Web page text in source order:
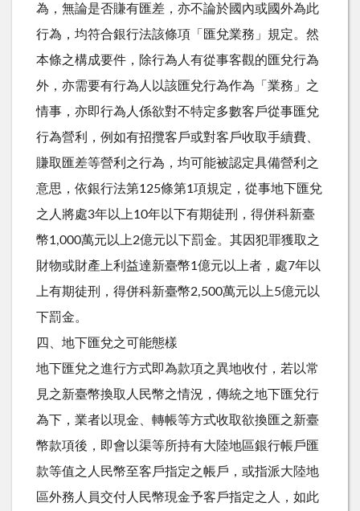
為，無論是否賺有匯差，亦不論於國內或國外為此
行為，均符合銀行法該條項「匯兌業務」規定。然
本條之構成要件，除行為人有從事客觀的匯兌行為
外，亦需要有行為人以該匯兌行為作為「業務」之
情事，亦即行為人係欲對不特定多數客戶從事匯兌
行為營利，例如有招攬客戶或對客戶收取手續費、
賺取匯差等營利之行為，均可能被認定具備營利之
意思，依銀行法第125條第1項規定，從事地下匯兌
之人將處3年以上10年以下有期徒刑，得併科新臺
幣1,000萬元以上2億元以下罰金。其因犯罪獲取之
財物或財產上利益達新臺幣1億元以上者，處7年以
上有期徒刑，得併科新臺幣2,500萬元以上5億元以
下罰金。
四、地下匯兌之可能態樣
地下匯兌之進行方式即為款項之異地收付，若以常
見之新臺幣換取人民幣之情況，傳統之地下匯兌行
為下，業者以現金、轉帳等方式收取欲換匯之新臺
幣款項後，即會以渠等所持有大陸地區銀行帳戶匯
款等值之人民幣至客戶指定之帳戶，或指派大陸地
區外務人員交付人民幣現金予客戶指定之人，如此